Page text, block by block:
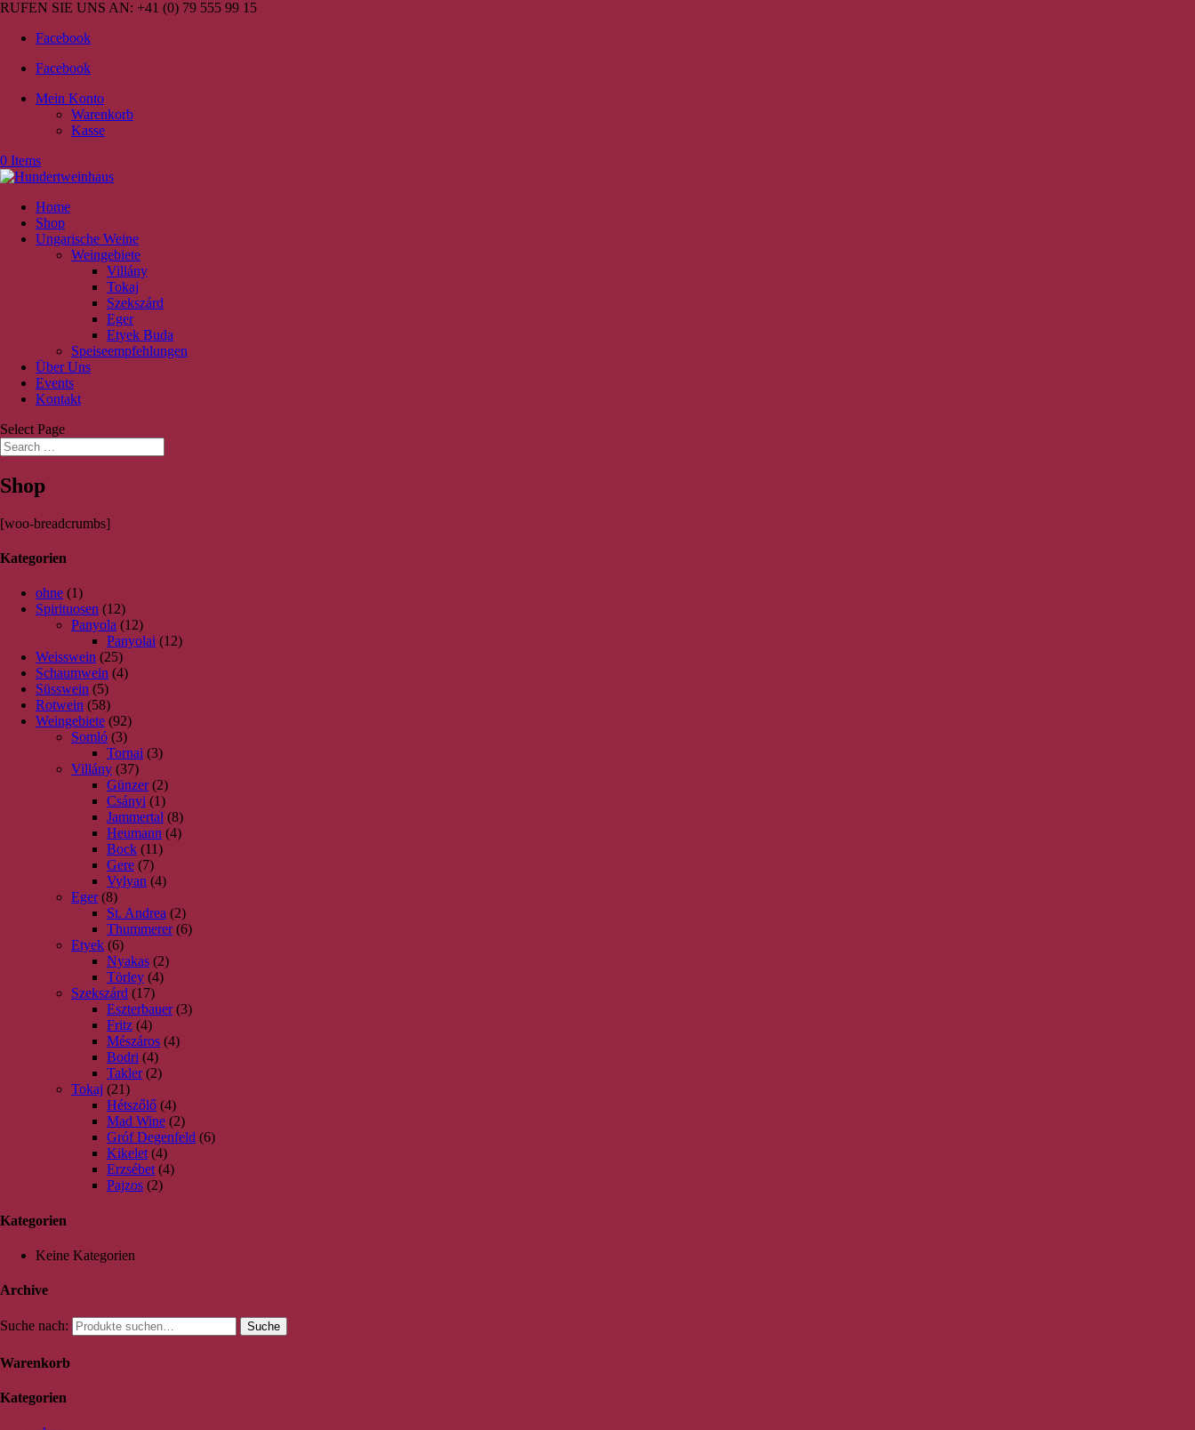
RUFEN SIE UNS AN: +41 (0) 79 555 99 15
Facebook
Facebook
Mein Konto
Warenkorb
Kasse
0 Items
Home
Shop
Ungarische Weine
Weingebiete
Villány
Tokaj
Szekszárd
Eger
Etyek Buda
Speiseempfehlungen
Über Uns
Events
Kontakt
Select Page
Shop
[woo-breadcrumbs]
Kategorien
ohne (1)
Spirituosen (12)
Panyola (12)
Panyolai (12)
Weisswein (25)
Schaumwein (4)
Süsswein (5)
Rotwein (58)
Weingebiete (92)
Somló (3)
Tornai (3)
Villány (37)
Günzer (2)
Csányi (1)
Jammertal (8)
Heumann (4)
Bock (11)
Gere (7)
Vylyan (4)
Eger (8)
St. Andrea (2)
Thummerer (6)
Etyek (6)
Nyakas (2)
Törley (4)
Szekszárd (17)
Eszterbauer (3)
Fritz (4)
Mészáros (4)
Bodri (4)
Takler (2)
Tokaj (21)
Hétszőlő (4)
Mad Wine (2)
Gróf Degenfeld (6)
Kikelet (4)
Erzsébet (4)
Pajzos (2)
Kategorien
Keine Kategorien
Archive
Suche nach: Suche
Warenkorb
Kategorien